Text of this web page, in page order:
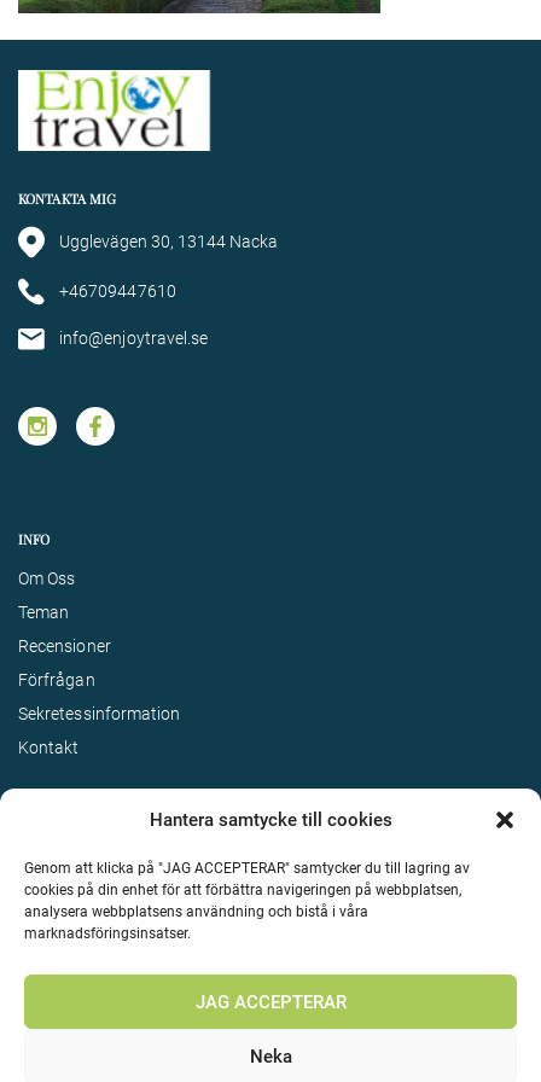
Hantera samtycke till cookies
Genom att klicka på "JAG ACCEPTERAR" samtycker du till lagring av
cookies på din enhet för att förbättra navigeringen på webbplatsen,
analysera webbplatsens användning och bistå i våra
marknadsföringsinsatser.
JAG ACCEPTERAR
Neka
KONTAKTA MIG
Ugglevägen 30, 13144 Nacka
+46709447610
info@enjoytravel.se
INFO
Om Oss
Teman
Recensioner
Förfrågan
Sekretessinformation
Kontakt
Upphovsrätt 2026 Enjoy Travel Alla rättigheter reserverade